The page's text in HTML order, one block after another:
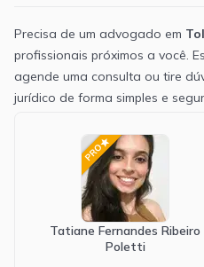
Precisa de um advogado em
profissionais próximos a você.
agende uma consulta ou tire
jurídico de forma simples e
PROstar
Tatiane Fernandes Ribeiro
Poletti
NOVO v1.6 7/3/2026
Tema escuro
Adicionamos um tema
alterná-lo em
puramente visual, sem